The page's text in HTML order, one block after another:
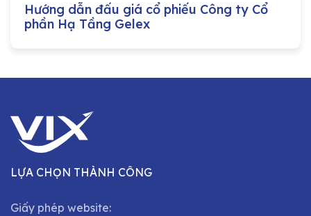
Hướng dẫn đấu giá cổ phiếu Công ty Cổ
phần Hạ Tầng Gelex
LỰA CHỌN THÀNH CÔNG
Giấy phép website: